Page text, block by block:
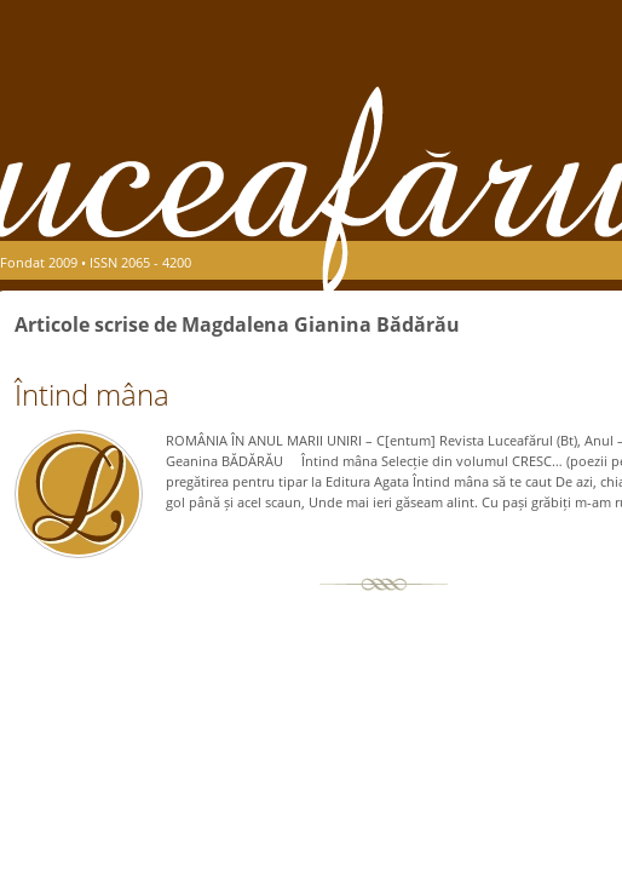
Fondat 2009 • ISSN 2065 - 4200
Articole scrise de Magdalena Gianina Bădărău
Întind mâna
ROMÂNIA ÎN ANUL MARII UNIRI – C[entum] Revista Luceafărul (Bt), Anul
Geanina BĂDĂRĂU Întind mâna Selecție din volumul CRESC… (poezii
pregătirea pentru tipar la Editura Agata Întind mâna să te caut De azi,
gol până și acel scaun, Unde mai ieri găseam alint. Cu pași grăbiți m-am